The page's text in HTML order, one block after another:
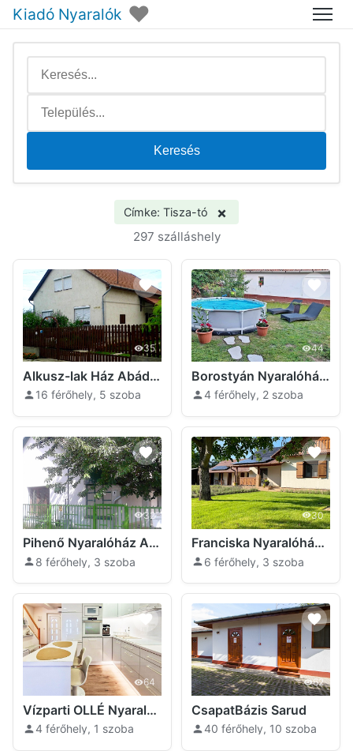
Kiadó Nyaralók ♥ Menü
Keresés
Címke: Tisza-tó ×
297 szálláshely
35
Alkusz-lak Ház Abádszalók
16 férőhely, 5 szoba
44
Borostyán Nyaralóház Tiszabábolna
4 férőhely, 2 szoba
32
Pihenő Nyaralóház Abádszalók
8 férőhely, 3 szoba
30
Franciska Nyaralóház Abádszalók
6 férőhely, 3 szoba
64
Vízparti OLLÉ Nyaraló Tiszafüred
4 férőhely, 1 szoba
62
CsapatBázis Sarud
40 férőhely, 10 szoba